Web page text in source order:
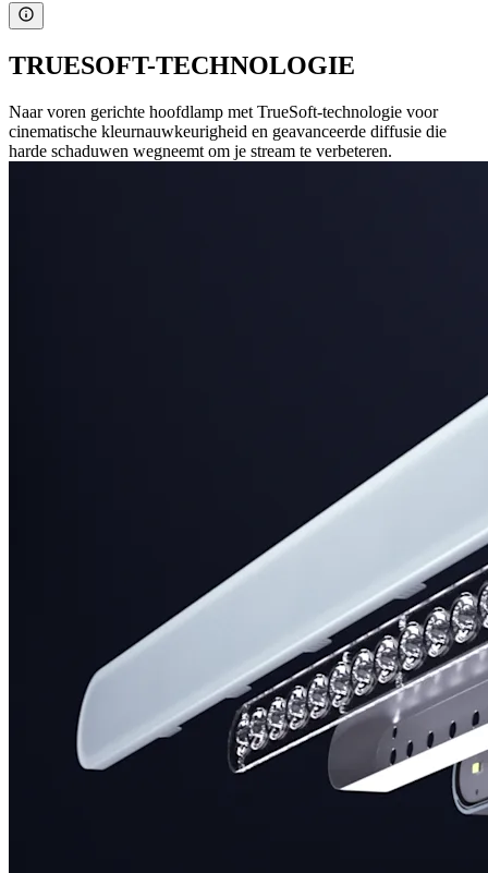
TRUESOFT-TECHNOLOGIE
Naar voren gerichte hoofdlamp met TrueSoft-technologie voor
cinematische kleurnauwkeurigheid en geavanceerde diffusie die
harde schaduwen wegneemt om je stream te verbeteren.